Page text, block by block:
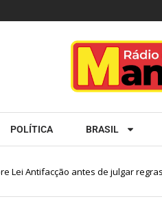
POLÍTICA BRASIL
Antifacção antes de julgar regras